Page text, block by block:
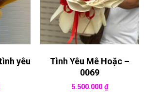
yêu
Tình Yêu Mê Hoặc –
0069
5.500.000 ₫